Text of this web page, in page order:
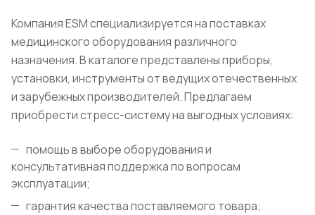
Компания ESM специализируется на поставках
медицинского оборудования различного
назначения. В каталоге представлены приборы,
установки, инструменты от ведущих отечественных
и зарубежных производителей. Предлагаем
приобрести стресс-систему на выгодных условиях:
помощь в выборе оборудования и
консультативная поддержка по вопросам
эксплуатации;
гарантия качества поставляемого товара;